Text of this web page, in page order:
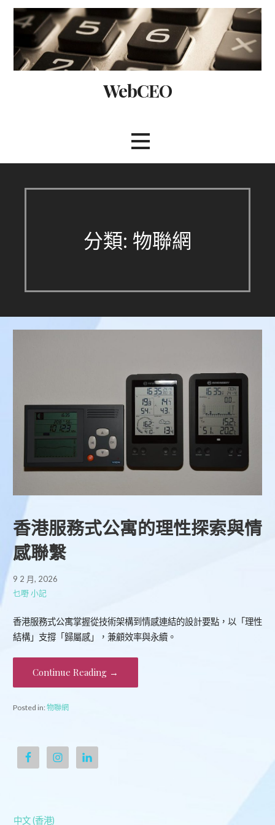
Skip
WebCEO
分類: 物聯網
香港服務式公寓的理性探索與情
感聯繫
9 2 月, 2026
乜嘢 小記
香港服務式公寓掌握從技術架構到情感連結的設計要點，以「理性
結構」支撐「歸屬感」，兼顧效率與永續。
Continue Reading →
Posted in:物聯網
中文 (香港)